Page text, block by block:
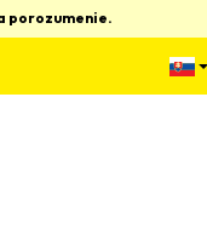
porozumenie.